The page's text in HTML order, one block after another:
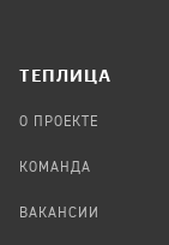
TЕПЛИЦА
О ПРОЕКТЕ
КОМАНДА
ВАКАНСИИ